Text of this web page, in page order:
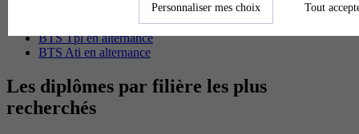
BTS Iris en alternance
BTS Tpl en alternance
BTS Ati en alternance
Les diplômes par filière les plus
recherchés
Personnaliser mes choix Tout